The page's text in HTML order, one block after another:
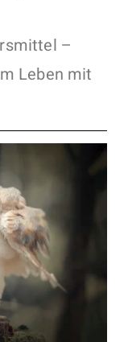
–
Leben mit